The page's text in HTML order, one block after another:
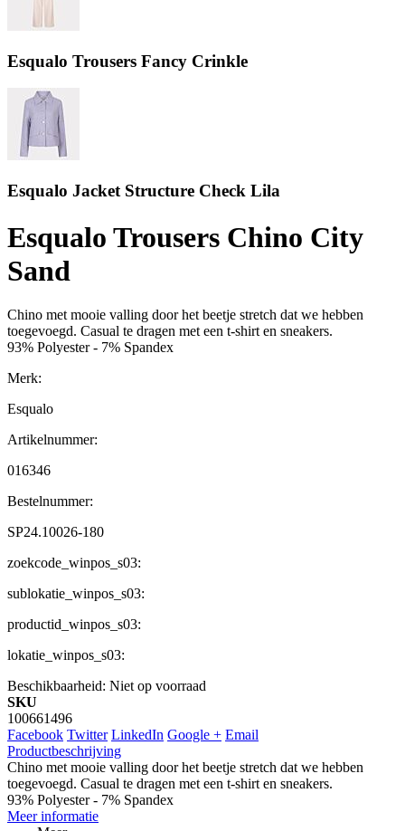
Esqualo Trousers Fancy Crinkle
Esqualo Jacket Structure Check Lila
Esqualo Trousers Chino City
Sand
Chino met mooie valling door het beetje stretch dat we hebben
toegevoegd. Casual te dragen met een t-shirt en sneakers.
93% Polyester - 7% Spandex
Merk:
Esqualo
Artikelnummer:
016346
Bestelnummer:
SP24.10026-180
zoekcode_winpos_s03:
sublokatie_winpos_s03:
productid_winpos_s03:
lokatie_winpos_s03:
Beschikbaarheid: Niet op voorraad
SKU
100661496
Facebook Twitter LinkedIn Google + Email
Productbeschrijving
Chino met mooie valling door het beetje stretch dat we hebben
toegevoegd. Casual te dragen met een t-shirt en sneakers.
93% Polyester - 7% Spandex
Meer informatie